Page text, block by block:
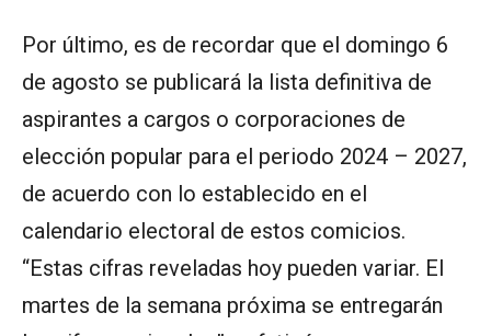
Por último, es de recordar que el domingo 6
de agosto se publicará la lista definitiva de
aspirantes a cargos o corporaciones de
elección popular para el periodo 2024 – 2027,
de acuerdo con lo establecido en el
calendario electoral de estos comicios.
“Estas cifras reveladas hoy pueden variar. El
martes de la semana próxima se entregarán